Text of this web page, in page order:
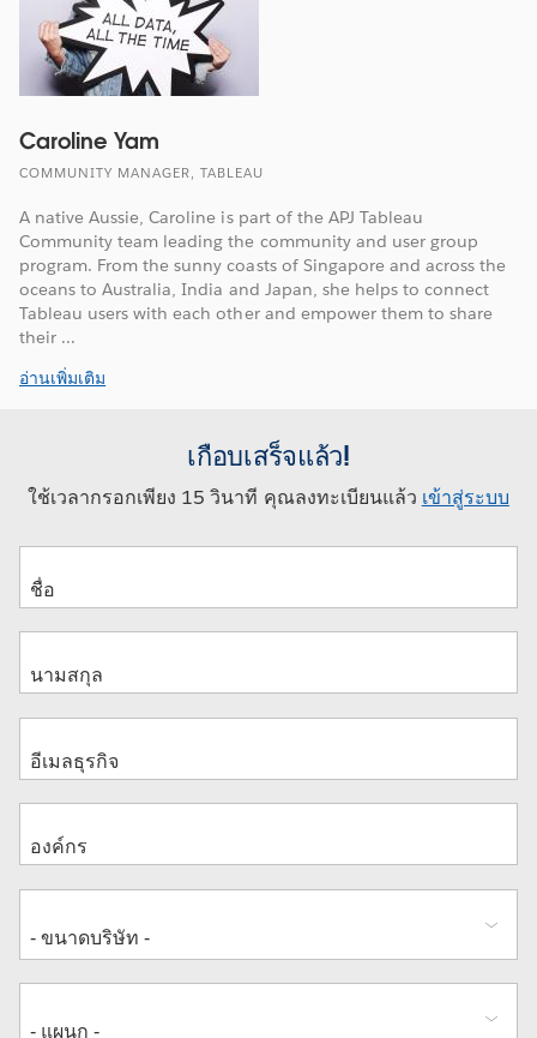
Caroline Yam
COMMUNITY MANAGER, TABLEAU
A native Aussie, Caroline is part of the APJ Tableau
Community team leading the community and user group
program. From the sunny coasts of Singapore and across the
oceans to Australia, India and Japan, she helps to connect
Tableau users with each other and empower them to share
their ...
อ่านเพิ่มเติม
เกือบเสร็จแล้ว!
ใช้เวลากรอกเพียง 15 วินาที คุณลงทะเบียนแล้ว เข้าสู่ระบบ